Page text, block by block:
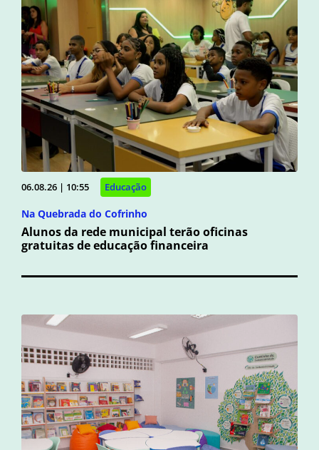
06.08.26 | 10:55 Educação
Na Quebrada do Cofrinho
Alunos da rede municipal terão oficinas
gratuitas de educação financeira